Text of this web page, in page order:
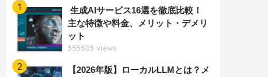
1
生成AIサービス16選を徹底比較！
主な特徴や料金、メリット・デメリ
ット
353503 views
2
【2026年版】ローカルLLMとは？メ